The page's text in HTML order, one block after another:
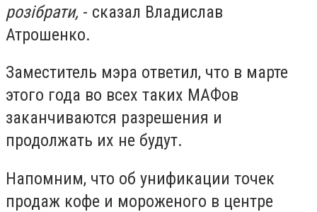
розібрати, - сказал Владислав
Атрошенко.
Заместитель мэра ответил, что в марте
этого года во всех таких МАФов
заканчиваются разрешения и
продолжать их не будут.
Напомним, что об унификации точек
продаж кофе и мороженого в центре